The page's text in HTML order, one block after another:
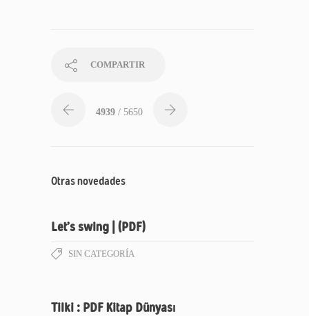
COMPARTIR
4939 / 5650
Otras novedades
Let’s swing | (PDF)
SIN CATEGORÍA
Tilki : PDF Kitap Dünyası